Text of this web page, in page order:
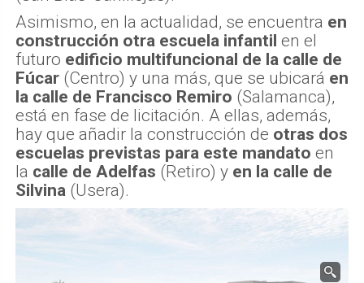
Asimismo, en la actualidad, se encuentra en
construcción otra escuela infantil en el
futuro edificio multifuncional de la calle de
Fúcar (Centro) y una más, que se ubicará en
la calle de Francisco Remiro (Salamanca),
está en fase de licitación. A ellas, además,
hay que añadir la construcción de otras dos
escuelas previstas para este mandato en
la calle de Adelfas (Retiro) y en la calle de
Silvina (Usera).